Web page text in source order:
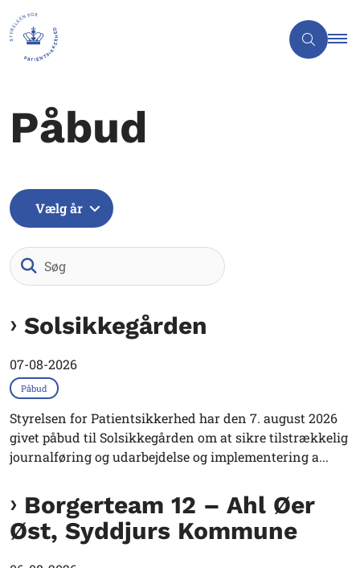
Påbud
Vælg år
Solsikkegården
07-08-2026
Påbud
Styrelsen for Patientsikkerhed har den 7. august 2026
givet påbud til Solsikkegården om at sikre tilstrækkelig
journalføring og udarbejdelse og implementering a...
Borgerteam 12 – Ahl Øer
Øst, Syddjurs Kommune